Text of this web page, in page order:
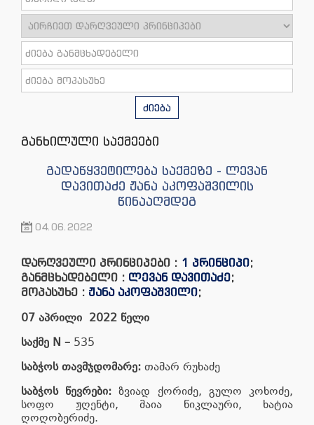
ძიება
განხილული საქმეები
გადაწყვეტილება საქმეზე - ლევან
დავითაძე ჟანა აკოფაშვილის
წინააღმდეგ
04.06.2022
დარღვეული პრინციპები : 1 პრინციპი;
განმცხადებელი : ლევან დავითაძე;
მოპასუხე : ჟანა აკოფაშვილი;
07 აპრილი 2022 წელი
საქმე N – 535
საბჭოს თავმჯდომარე: თამარ რუხაძე
საბჭოს წევრები: ზვიად ქორიძე, გულო კოხოძე,
სოფო ჟღენტი, მაია წიკლაური, ხატია
ღოღობერიძე.